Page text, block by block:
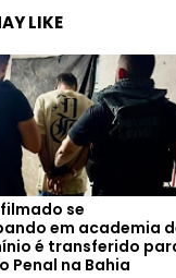
LIKE
se
em academia
é transferido
Penal na Bahia